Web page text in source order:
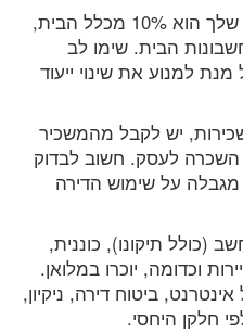
כלומר, אם שטח חדר העבודה שלך הוא 10% מכלל הבית,
להחזר בסך 10% מחשבונות הבית. שימו לב
למנוע את שינוי ייעוד
יש לקבל מהמשכיר
השכרה לעסק. חשוב לבדוק
מגבלה על שימוש הדירה
(כולל תיקונו), כוננית,
וכדומה, יוכרו במלואן.
ביטוח דירה, ניקיון,
חלקן היחסי.